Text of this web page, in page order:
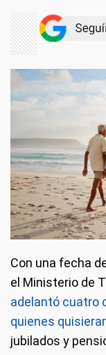
Con una fecha
el Ministerio de
adelantó cuatro
quienes
jubilados y